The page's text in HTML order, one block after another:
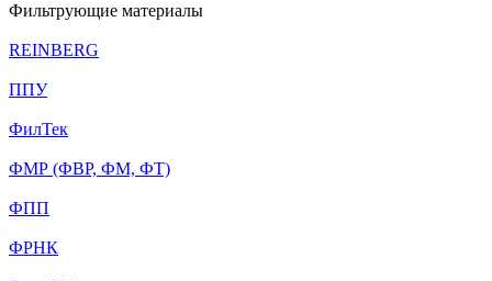
Фильтрующие материалы
REINBERG
ППУ
ФилТек
ФМР (ФВР, ФМ, ФТ)
ФПП
ФРНК